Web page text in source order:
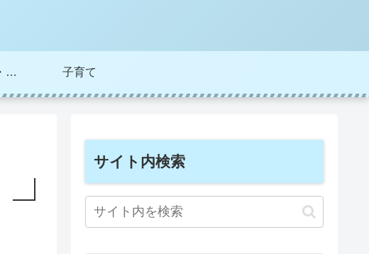
自己成長・キャリア・ライフプラン 子育て
サイト内検索